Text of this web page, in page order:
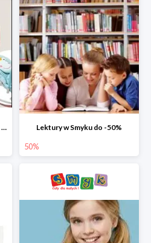
Leżaczki i huśtawki w Smyku do -30% Lektury w Smyku do -50%
50%